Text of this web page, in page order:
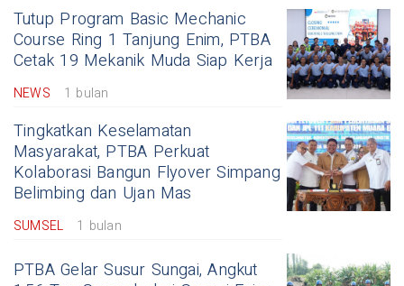
Tutup Program Basic Mechanic
Course Ring 1 Tanjung Enim, PTBA
Cetak 19 Mekanik Muda Siap Kerja
NEWS 1 bulan
Tingkatkan Keselamatan
Masyarakat, PTBA Perkuat
Kolaborasi Bangun Flyover Simpang
Belimbing dan Ujan Mas
SUMSEL 1 bulan
PTBA Gelar Susur Sungai, Angkut